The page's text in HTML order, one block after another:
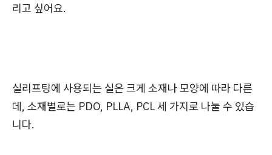
리고 싶어요.
실리프팅에 사용되는 실은 크게 소재나 모양에 따라 다른
데, 소재별로는 PDO, PLLA, PCL 세 가지로 나눌 수 있습
니다.